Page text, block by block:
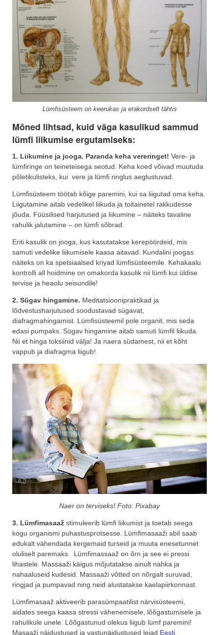
Lümfisüsteem on keerukas ja erakordselt tähtis
Mõned lihtsad, kuid väga kasulikud sammud
lümfi liikumise ergutamiseks:
1. Liikumine ja jooga. Paranda keha vereringet! Vere- ja
lümfiringe on teineteisega seotud. Keha koed võivad muutuda
põletikulisteks, kui vere ja lümfi ringlus aeglustuvad.
Lümfisüsteem töötab kõige paremini, kui sa liigutad oma keha.
Liigutamine aitab vedelikel liikuda ja toitainetel rakkudesse
jõuda. Füüsilised harjutused ja liikumine – näiteks tavaline
rahulik jalutamine – on lümfi sõbrad.
Eriti kasulik on jooga, kus kasutatakse kerepöördeid, mis
samuti vedelike liikumisele kaasa aitavad. Kundalini joogas
näiteks on ka spetsiaalsed kriyad lümfisüsteemile. Kehakaalu
kontrolli all hoidmine on omakorda kasulik nii lümfi kui üldise
tervise ja heaolu seisundile!
2. Sügav hingamine. Meditatsioonipraktikad ja
lõdvestusharjutused soodustavad sügavat,
diafragmahingamist. Lümfisüsteemil pole organit, mis seda
edasi pumpaks. Sügav hingamine aitab samuti lümfil liikuda.
Nii et hinga toksiinid välja! Ja naera südamest, nii et kõht
vappub ja diafragma liigub!
Naer on terviseks! Foto: Pixabay
3. Lümfimasaaž stimuleerib lümfi liikumist ja toetab seega
kogu organismi puhastusprotsesse. Lümfimasaaži abil saab
edukalt vähendada kergemaid turseid ja muuta enesetunnet
oluliselt paremaks. Lümfimassaaž on õrn ja see ei pressi
lihastele. Massaaži käigus mõjutatakse ainult nahka ja
nahaaluseid kudesid. Massaaži võtted on nõrgalt suruvad,
ringjad ja pumpavad ning neid alustatakse kaelapiirkonnast.
Lümfimasaaž aktiveerib parasümpaatilist närvisüsteemi,
aidates seega kaasa stressi vähenemisele, lõõgastumisele ja
rahulikule unele. Lõõgastunud olekus liigub lümf paremini!
Masaaži näidustused ja vastunäidustused leiad Eesti